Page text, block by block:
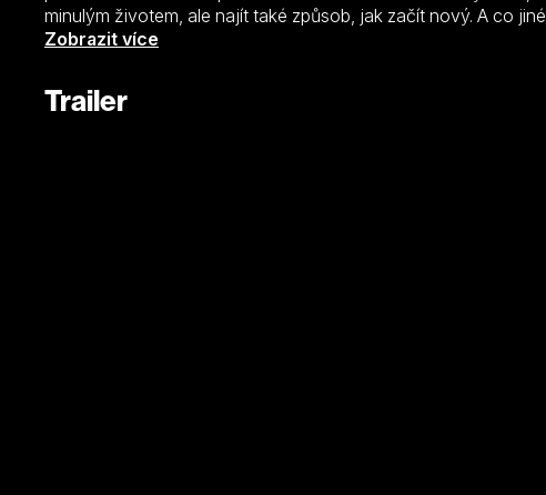
minulým životem, ale najít také způsob, jak začít nový. A co
tanec? Nejprve změří své síly s nejlepším spolužákem Chasem
budoucností?
Zobrazit více
Trailer